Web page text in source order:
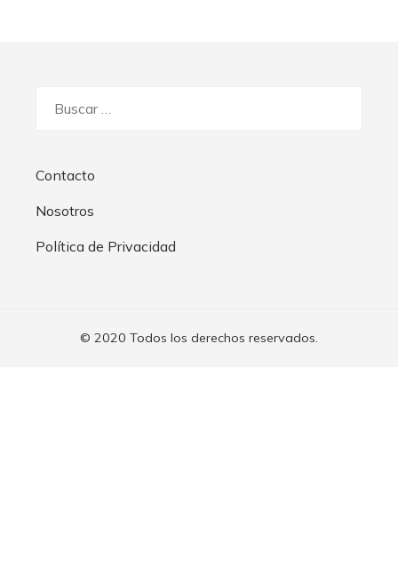
Contacto
Nosotros
Política de Privacidad
© 2020 Todos los derechos reservados.